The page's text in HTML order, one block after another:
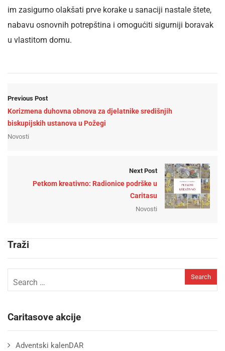
im zasigurno olakšati prve korake u sanaciji nastale štete,
nabavu osnovnih potrepština i omogućiti sigurniji boravak
u vlastitom domu.
Previous Post
Korizmena duhovna obnova za djelatnike središnjih
biskupijskih ustanova u Požegi
Novosti
Next Post
Petkom kreativno: Radionice podrške u
Caritasu
Novosti
Traži
Caritasove akcije
Adventski kalenDAR